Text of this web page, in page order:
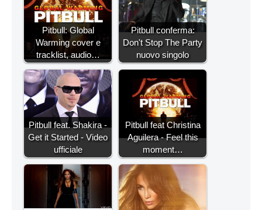
Pitbull: Global
Warming cover e
tracklist, audio…
Pitbull conferma:
Don't Stop The Party
nuovo singolo
Pitbull feat. Shakira -
Get it Started - Video
ufficiale
Pitbull feat Christina
Aguilera - Feel this
moment…